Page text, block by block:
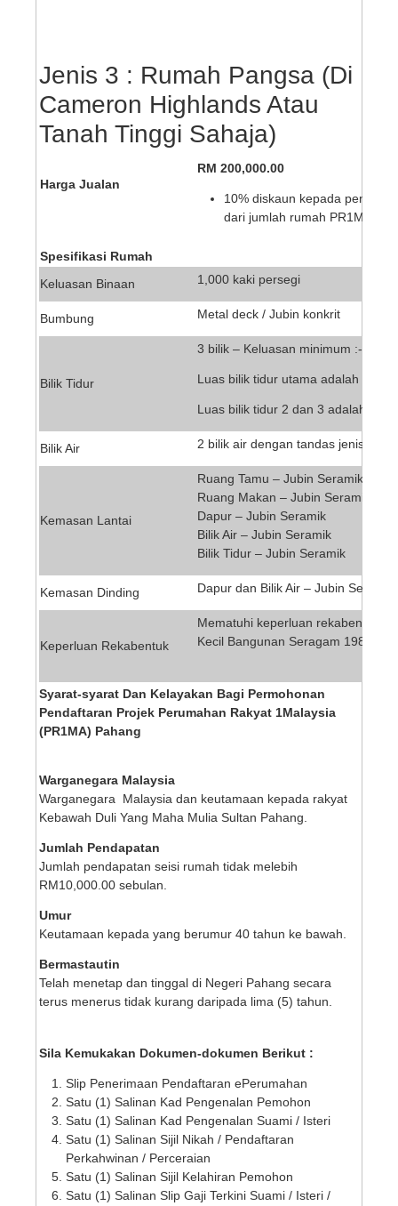
Jenis 3 : Rumah Pangsa (Di
Cameron Highlands Atau
Tanah Tinggi Sahaja)
Harga Jualan
RM 200,000.00
10% diskaun kepada
dari jumlah rumah PR1MA
Spesifikasi Rumah
Keluasan Binaan
1,000 kaki persegi
Bumbung Metal deck / Jubin konkrit
Bilik Tidur
3 bilik – Keluasan minimum :-
Luas bilik tidur utama adalah
Luas bilik tidur 2 dan 3 adalah
Bilik Air 2 bilik air dengan tandas jenis
Kemasan Lantai
Ruang Tamu – Jubin Seramik
Ruang Makan – Jubin Seramik
Dapur – Jubin Seramik
Bilik Air – Jubin Seramik
Bilik Tidur – Jubin Seramik
Kemasan Dinding Dapur dan Bilik Air – Jubin
Keperluan Rekabentuk
Mematuhi keperluan rekabentuk
Kecil Bangunan Seragam 1984 ;
Syarat-syarat Dan Kelayakan Bagi Permohonan
Pendaftaran Projek Perumahan Rakyat 1Malaysia
(PR1MA) Pahang
Warganegara Malaysia
Warganegara Malaysia dan keutamaan kepada rakyat
Kebawah Duli Yang Maha Mulia Sultan Pahang.
Jumlah Pendapatan
Jumlah pendapatan seisi rumah tidak melebih
RM10,000.00 sebulan.
Umur
Keutamaan kepada yang berumur 40 tahun ke bawah.
Bermastautin
Telah menetap dan tinggal di Negeri Pahang secara
terus menerus tidak kurang daripada lima (5) tahun.
Sila Kemukakan Dokumen-dokumen Berikut :
Slip Penerimaan Pendaftaran ePerumahan
Satu (1) Salinan Kad Pengenalan Pemohon
Satu (1) Salinan Kad Pengenalan Suami / Isteri
Satu (1) Salinan Sijil Nikah / Pendaftaran
Perkahwinan / Perceraian
Satu (1) Salinan Sijil Kelahiran Pemohon
Satu (1) Salinan Slip Gaji Terkini Suami / Isteri /